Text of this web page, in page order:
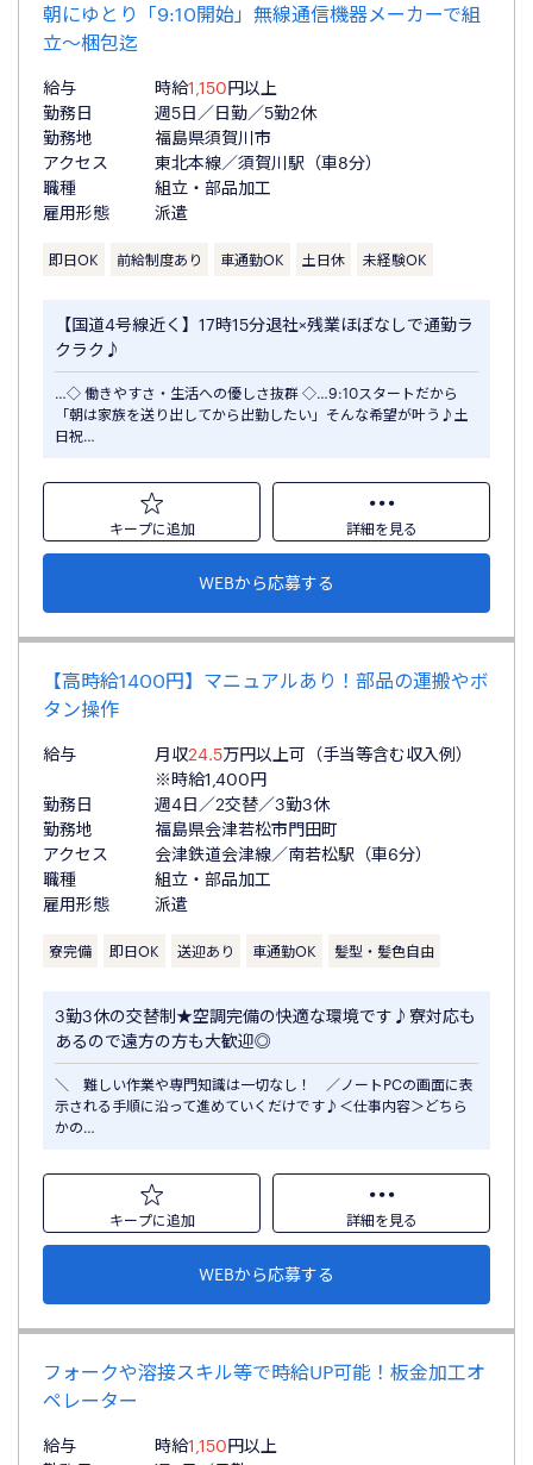
朝にゆとり「9:10開始」無線通信機器メーカーで組
立～梱包迄
給与 時給1,150円以上
勤務日
週5日／日勤／5勤2休
勤務地
福島県須賀川市
アクセス
東北本線／須賀川駅（車8分）
職種
組立・部品加工
雇用形態
派遣
即日OK 前給制度あり 車通勤OK 土日休 未経験OK
【国道4号線近く】17時15分退社×残業ほぼなしで通勤ラ
クラク♪
…◇ 働きやすさ・生活への優しさ抜群 ◇…9:10スタートだから
「朝は家族を送り出してから出勤したい」そんな希望が叶う♪土
日祝…
キープに追加 詳細を見る
WEBから応募する
【高時給1400円】マニュアルあり！部品の運搬やボ
タン操作
給与 月収24.5万円以上可（手当等含む収入例）
※時給1,400円
勤務日
週4日／2交替／3勤3休
勤務地
福島県会津若松市門田町
アクセス
会津鉄道会津線／南若松駅（車6分）
職種
組立・部品加工
雇用形態
派遣
寮完備 即日OK 送迎あり 車通勤OK 髪型・髪色自由
3勤3休の交替制★空調完備の快適な環境です♪寮対応も
あるので遠方の方も大歓迎◎
＼ 難しい作業や専門知識は一切なし！ ／ノートPCの画面に表
示される手順に沿って進めていくだけです♪＜仕事内容＞どちら
かの…
キープに追加 詳細を見る
WEBから応募する
フォークや溶接スキル等で時給UP可能！板金加工オ
ペレーター
給与 時給1,150円以上